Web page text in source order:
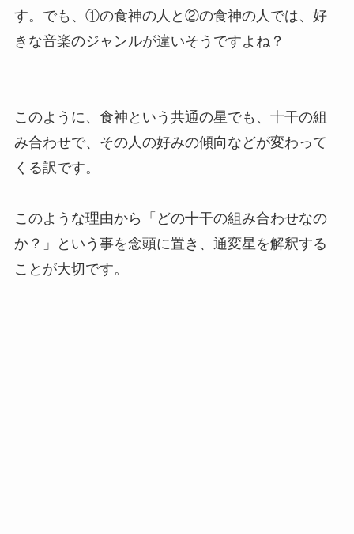
す。でも、①の食神の人と②の食神の人では、好
きな音楽のジャンルが違いそうですよね？
このように、食神という共通の星でも、十干の組
み合わせで、その人の好みの傾向などが変わって
くる訳です。
このような理由から
「どの十干の組み合わせなの
か？」
という事を念頭に置き、通変星を解釈する
ことが大切です。